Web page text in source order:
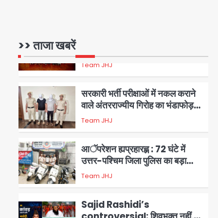
>> ताजा खबरें
2
वाले गिरोह का भंडाफोड़
Team JHJ
3
सरकारी भर्ती परीक्षाओं में नकल कराने
वाले अंतरराज्यीय गिरोह का भंडाफोड़,
मास्टरमाइंड समेत 7 गिरफ्तार
Team JHJ
4
आॅपरेशन ह्यप्रहारह्ण : 72 घंटे में
उत्तर-पश्चिम जिला पुलिस का बड़ा
एक्शन
Team JHJ
Sajid Rashidi’s